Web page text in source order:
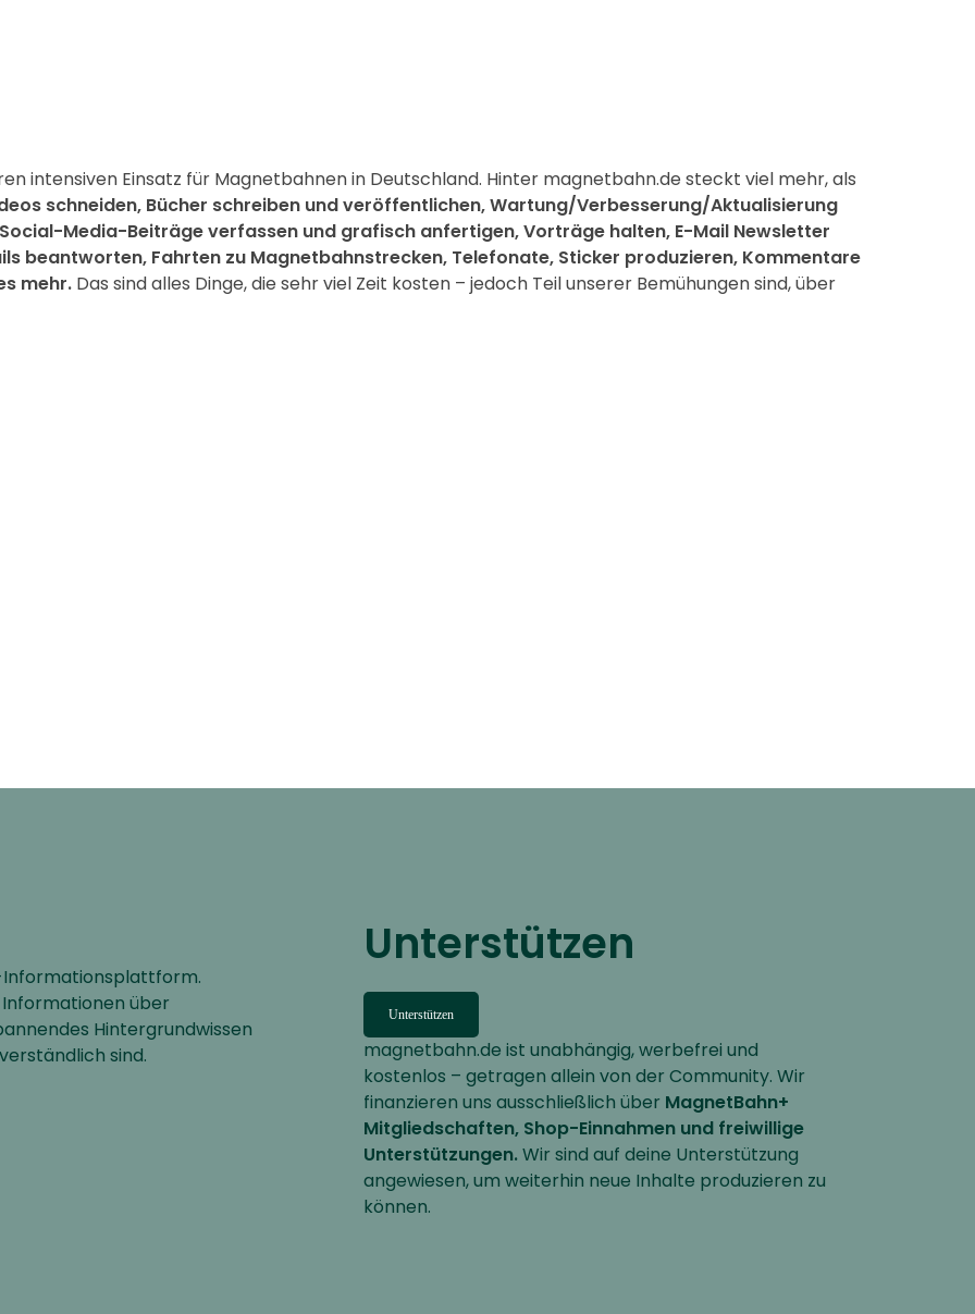
intensiven Einsatz für Magnetbahnen in Deutschland. Hinter magnetbahn.de steckt viel mehr, als
schneiden, Bücher schreiben und veröffentlichen, Wartung/Verbesserung/Aktualisierung
Media-Beiträge verfassen und grafisch anfertigen, Vorträge halten, E-Mail Newsletter
beantworten, Fahrten zu Magnetbahnstrecken, Telefonate, Sticker produzieren, Kommentare
mehr. Das sind alles Dinge, die sehr viel Zeit kosten – jedoch Teil unserer Bemühungen sind, über
über
Hintergrundwissen
sind.
Unterstützen
Unterstützen
magnetbahn.de ist unabhängig, werbefrei und
kostenlos – getragen allein von der Community. Wir
finanzieren uns ausschließlich über MagnetBahn+
Mitgliedschaften, Shop-Einnahmen und freiwillige
Unterstützungen.Wir sind auf deine Unterstützung
angewiesen, um weiterhin neue Inhalte produzieren zu
können.